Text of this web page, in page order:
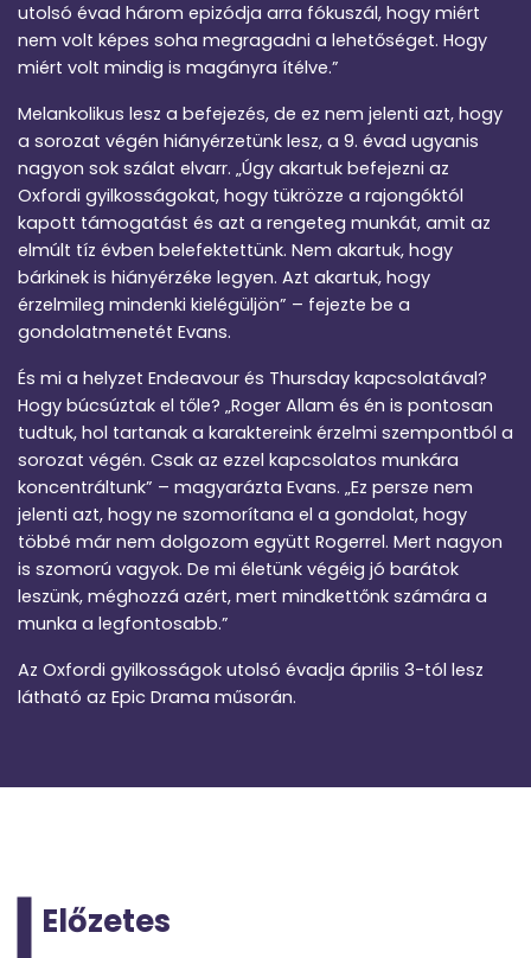
utolsó évad három epizódja arra fókuszál, hogy miért
nem volt képes soha megragadni a lehetőséget. Hogy
miért volt mindig is magányra ítélve.”
Melankolikus lesz a befejezés, de ez nem jelenti azt, hogy
a sorozat végén hiányérzetünk lesz, a 9. évad ugyanis
nagyon sok szálat elvarr. „Úgy akartuk befejezni az
Oxfordi gyilkosságokat, hogy tükrözze a rajongóktól
kapott támogatást és azt a rengeteg munkát, amit az
elmúlt tíz évben belefektettünk. Nem akartuk, hogy
bárkinek is hiányérzéke legyen. Azt akartuk, hogy
érzelmileg mindenki kielégüljön” – fejezte be a
gondolatmenetét Evans.
És mi a helyzet Endeavour és Thursday kapcsolatával?
Hogy búcsúztak el tőle? „Roger Allam és én is pontosan
tudtuk, hol tartanak a karaktereink érzelmi szempontból a
sorozat végén. Csak az ezzel kapcsolatos munkára
koncentráltunk” – magyarázta Evans. „Ez persze nem
jelenti azt, hogy ne szomorítana el a gondolat, hogy
többé már nem dolgozom együtt Rogerrel. Mert nagyon
is szomorú vagyok. De mi életünk végéig jó barátok
leszünk, méghozzá azért, mert mindkettőnk számára a
munka a legfontosabb.”
Az Oxfordi gyilkosságok utolsó évadja április 3-tól lesz
látható az Epic Drama műsorán.
Előzetes